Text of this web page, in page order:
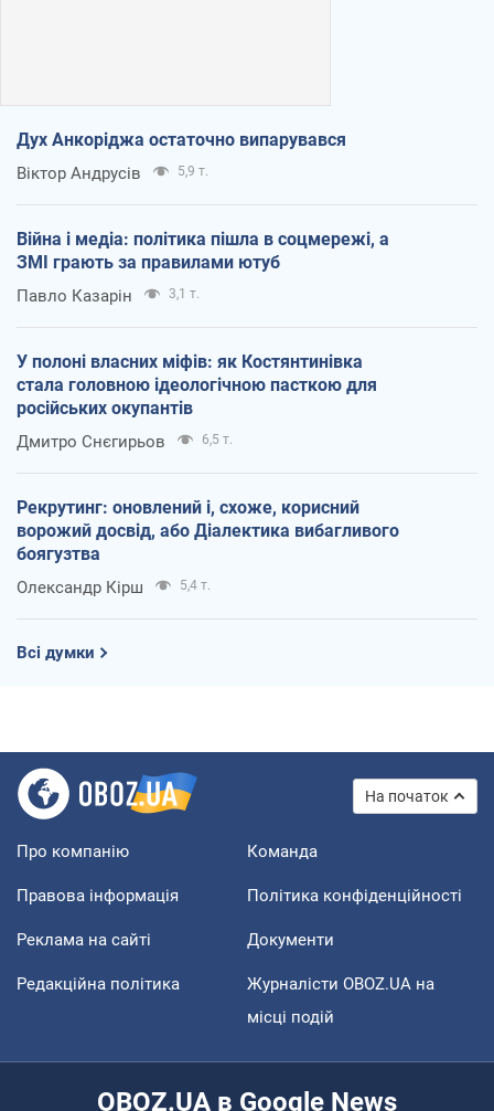
Дух Анкоріджа остаточно випарувався
Віктор Андрусів 5,9 т.
Війна і медіа: політика пішла в соцмережі, а
ЗМІ грають за правилами ютуб
Павло Казарін 3,1 т.
У полоні власних міфів: як Костянтинівка
стала головною ідеологічною пасткою для
російських окупантів
Дмитро Снєгирьов 6,5 т.
Рекрутинг: оновлений і, схоже, корисний
ворожий досвід, або Діалектика вибагливого
боягузтва
Олександр Кірш 5,4 т.
Всі думки
На початок
Про компанію Команда
Правова інформація Політика конфіденційності
Реклама на сайті Документи
Редакційна політика
Журналісти OBOZ.UA на
місці подій
OBOZ.UA в Google News